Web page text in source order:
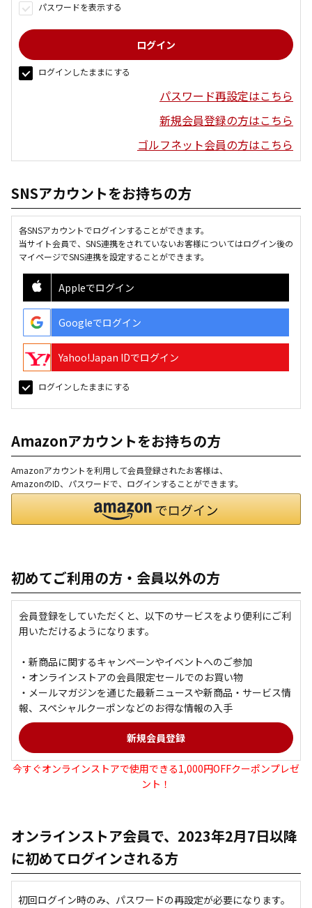
パスワードを表示する
ログインしたままにする
パスワード再設定はこちら
新規会員登録の方はこちら
ゴルフネット会員の方はこちら
SNSアカウントをお持ちの方
各SNSアカウントでログインすることができます。
当サイト会員で、SNS連携をされていないお客様についてはログイン後の
マイページでSNS連携を設定することができます。
Appleでログイン
Googleでログイン
Yahoo!Japan IDでログイン
ログインしたままにする
Amazonアカウントをお持ちの方
Amazonアカウントを利用して会員登録されたお客様は、
AmazonのID、パスワードで、ログインすることができます。
初めてご利用の方・会員以外の方
会員登録をしていただくと、以下のサービスをより便利にご利
用いただけるようになります。
・新商品に関するキャンペーンやイベントへのご参加
・オンラインストアの会員限定セールでのお買い物
・メールマガジンを通じた最新ニュースや新商品・サービス情
報、スペシャルクーポンなどのお得な情報の入手
今すぐオンラインストアで使用できる1,000円OFFクーポンプレゼ
ント！
オンラインストア会員で、2023年2月7日以降
に初めてログインされる方
初回ログイン時のみ、パスワードの再設定が必要になります。